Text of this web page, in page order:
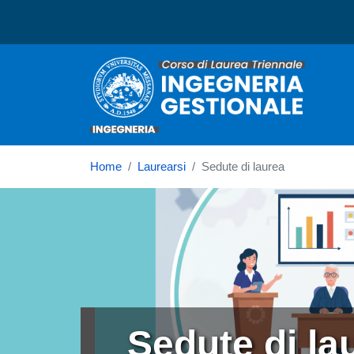
Corso di laurea in
Home Laurearsi Sedute di laurea
Sedute di